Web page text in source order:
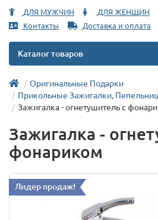
ДЛЯ МУЖЧИН ДЛЯ ЖЕНЩИН
Контакты
Доставка и оплата
Каталог товаров
Оригинальные Подарки
Прикольные Зажигалки,
Зажигалка - огнетушитель с
Зажигалка -
фонариком
Лидер продаж!